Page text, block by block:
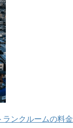
ランクルームの料金